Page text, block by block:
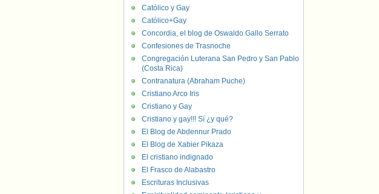
Católico y Gay
Católico+Gay
Concordia, el blog de Oswaldo Gallo Serrato
Confesiones de Trasnoche
Congregación Luterana San Pedro y San Pablo
(Costa Rica)
Contranatura (Abraham Puche)
Cristiano Arco Iris
Cristiano y Gay
Cristiano y gay!!! Sí ¿y qué?
El Blog de Abdennur Prado
El Blog de Xabier Pikaza
El cristiano indignado
El Frasco de Alabastro
Escrituras Inclusivas